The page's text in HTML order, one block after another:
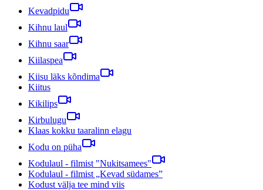
Kevadpidu
Kihnu laul
Kihnu saar
Kiilaspea
Kiisu läks kõndima
Kiitus
Kikilips
Kirbulugu
Klaas kokku taaralinn elagu
Kodu on püha
Kodulaul - filmist "Nukitsamees"
Kodulaul - filmist „Kevad südames”
Kodust välja tee mind viis